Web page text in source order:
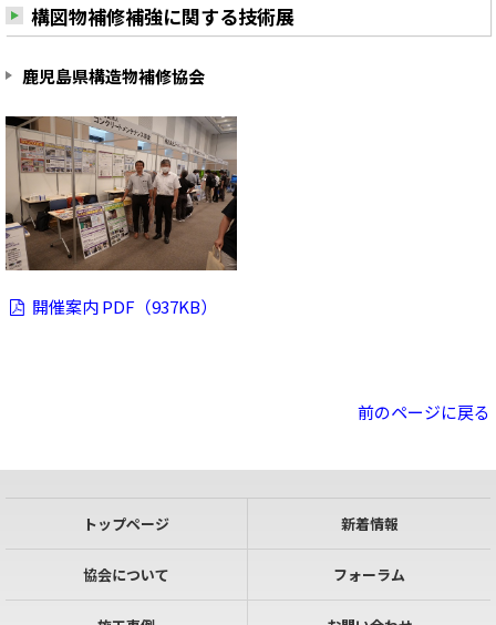
構図物補修補強に関する技術展
鹿児島県構造物補修協会
開催案内 PDF（937KB）
前のページに戻る
トップページ 新着情報
協会について フォーラム